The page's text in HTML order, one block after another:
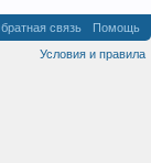
связь
Помощь
Условия и правила